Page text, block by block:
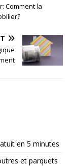
Comment la
en 5 minutes
et parquets